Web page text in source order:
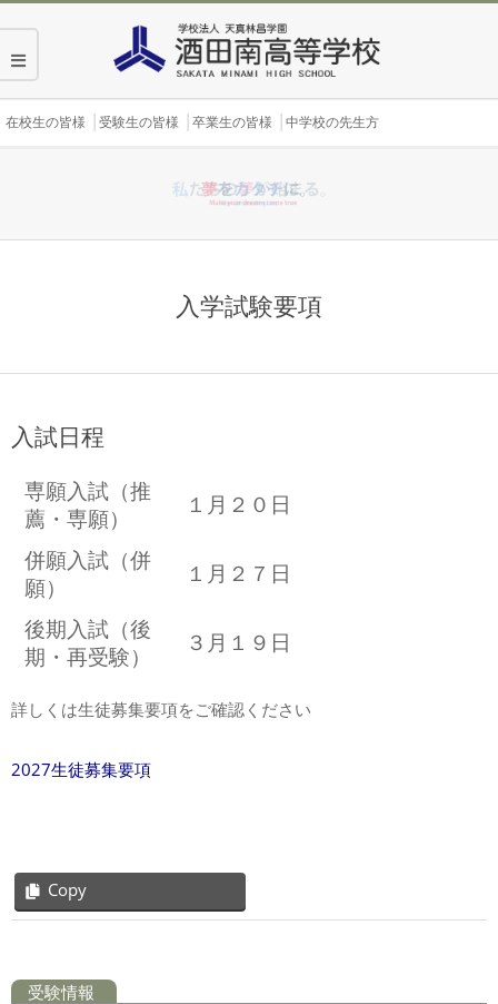
content
Secondary
在校生の皆様 受験生の皆様 卒業生の皆様 中学校の先生方
入学試験要項
入試日程
専願入試（推
薦・専願）
１月２０日
併願入試（併
願）
１月２７日
後期入試（後
期・再受験）
３月１９日
詳しくは生徒募集要項をご確認ください
2027生徒募集要項
Copy
04受験情報